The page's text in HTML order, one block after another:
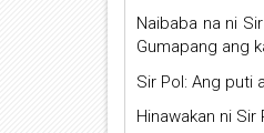
Naibaba na ni
Gumapang ang
Sir Pol: Ang puti
Hinawakan ni